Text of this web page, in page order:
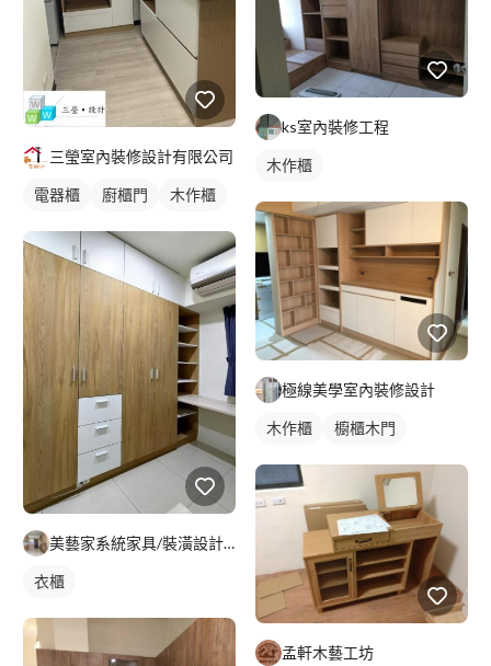
三瑩室內裝修設計有限公司
電器櫃 廚櫃門 木作櫃
美藝家系統家具/裝潢設計/統包服務
衣櫃
ks室內裝修工程
木作櫃
極線美學室內裝修設計
木作櫃 櫥櫃木門
孟軒木藝工坊